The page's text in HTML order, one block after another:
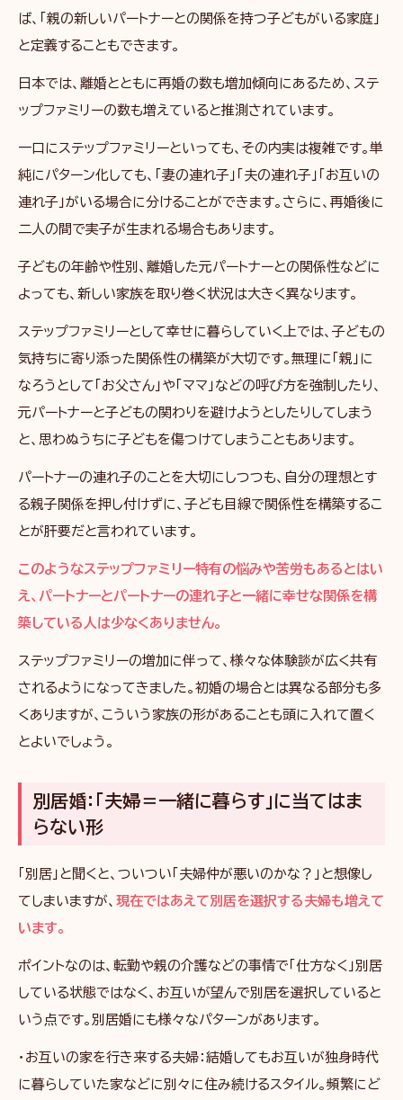
ば、「親の新しいパートナーとの関係を持つ子どもがいる家庭」
と定義することもできます。
日本では、離婚とともに再婚の数も増加傾向にあるため、ステ
ップファミリーの数も増えていると推測されています。
一口にステップファミリーといっても、その内実は複雑です。単
純にパターン化しても、「妻の連れ子」「夫の連れ子」「お互いの
連れ子」がいる場合に分けることができます。さらに、再婚後に
二人の間で実子が生まれる場合もあります。
子どもの年齢や性別、離婚した元パートナーとの関係性などに
よっても、新しい家族を取り巻く状況は大きく異なります。
ステップファミリーとして幸せに暮らしていく上では、子どもの
気持ちに寄り添った関係性の構築が大切です。無理に「親」に
なろうとして「お父さん」や「ママ」などの呼び方を強制したり、
元パートナーと子どもの関わりを避けようとしたりしてしまう
と、思わぬうちに子どもを傷つけてしまうこともあります。
パートナーの連れ子のことを大切にしつつも、自分の理想とす
る親子関係を押し付けずに、子ども目線で関係性を構築するこ
とが肝要だと言われています。
このようなステップファミリー特有の悩みや苦労もあるとはい
え、パートナーとパートナーの連れ子と一緒に幸せな関係を構
築している人は少なくありません。
ステップファミリーの増加に伴って、様々な体験談が広く共有
されるようになってきました。初婚の場合とは異なる部分も多
くありますが、こういう家族の形があることも頭に入れて置く
とよいでしょう。
別居婚：「夫婦＝一緒に暮らす」に当てはま
らない形
「別居」と聞くと、ついつい「夫婦仲が悪いのかな？」と想像し
てしまいますが、 現在ではあえて別居を選択する夫婦も増えて
います。
ポイントなのは、転勤や親の介護などの事情で「仕方なく」別居
している状態ではなく、お互いが望んで別居を選択していると
いう点です。別居婚にも様々なパターンがあります。
・お互いの家を行き来する夫婦：結婚してもお互いが独身時代
に暮らしていた家などに別々に住み続けるスタイル。頻繁にど